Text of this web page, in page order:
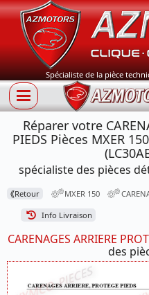
Spécialiste de la pièce
Réparer votre
PIEDS Pièces MXER
spécialiste des pièces
⟪Retour MXER 150
Info Livraison
CARENAGES ARRIERE
des